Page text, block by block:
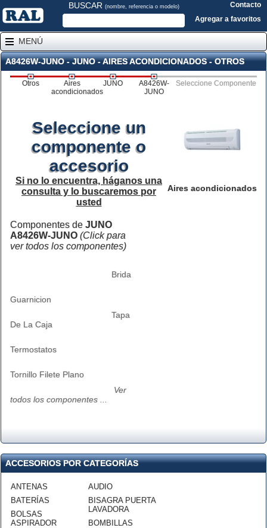
BUSCAR (nombre, referencia o modelo)
Contacto
Agregar a favoritos
MENÚ
A8426W-JUNO - JUNO - AIRES ACONDICIONADOS - OTROS
Otros
Aires
acondicionados
JUNO
A8426W-
JUNO
Seleccione Componente
Aires acondicionados
Seleccione un
componente o
accesorio
Si no lo encuentra, háganos una
consulta y lo buscaremos por
usted
Componentes de JUNO
A8426W-JUNO (Click para
ver todos los componentes)
Brida
Guarnicion
Tapa
De La Caja
Termostatos
Tornillo Filete Plano
Ver
todos los componentes ...
ACCESORIOS POR CATEGORÍAS
ANTENAS
BATERÍAS
BOLSAS
ASPIRADOR
AUDIO
BISAGRA PUERTA
LAVADORA
BOMBILLAS